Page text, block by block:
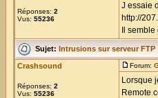
Réponses: 2
Vus: 55236
J essaie
http://
Il
Sujet: Intrusions sur serveur FTP
Crashsound
Réponses: 2
Vus: 55236
Forum:
Lorsque
Remote